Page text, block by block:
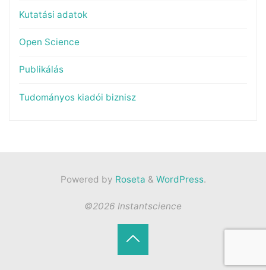
Kutatási adatok
Open Science
Publikálás
Tudományos kiadói biznisz
Powered by Roseta & WordPress.
©2026 Instantscience
Back